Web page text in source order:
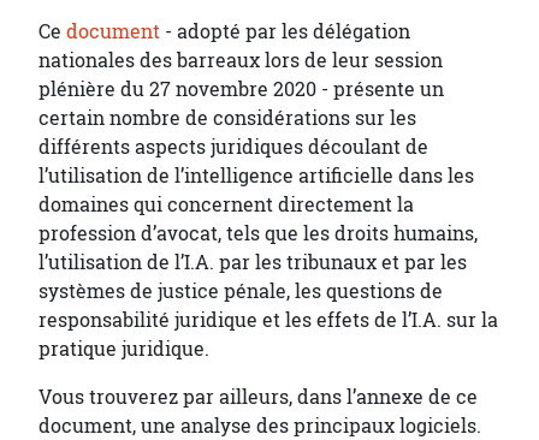
Ce document - adopté par les délégation
nationales des barreaux lors de leur session
plénière du 27 novembre 2020 - présente un
certain nombre de considérations sur les
différents aspects juridiques découlant de
l’utilisation de l’intelligence artificielle dans les
domaines qui concernent directement la
profession d’avocat, tels que les droits humains,
l’utilisation de l’I.A. par les tribunaux et par les
systèmes de justice pénale, les questions de
responsabilité juridique et les effets de l’I.A. sur la
pratique juridique.
Vous trouverez par ailleurs, dans l’annexe de ce
document, une analyse des principaux logiciels.